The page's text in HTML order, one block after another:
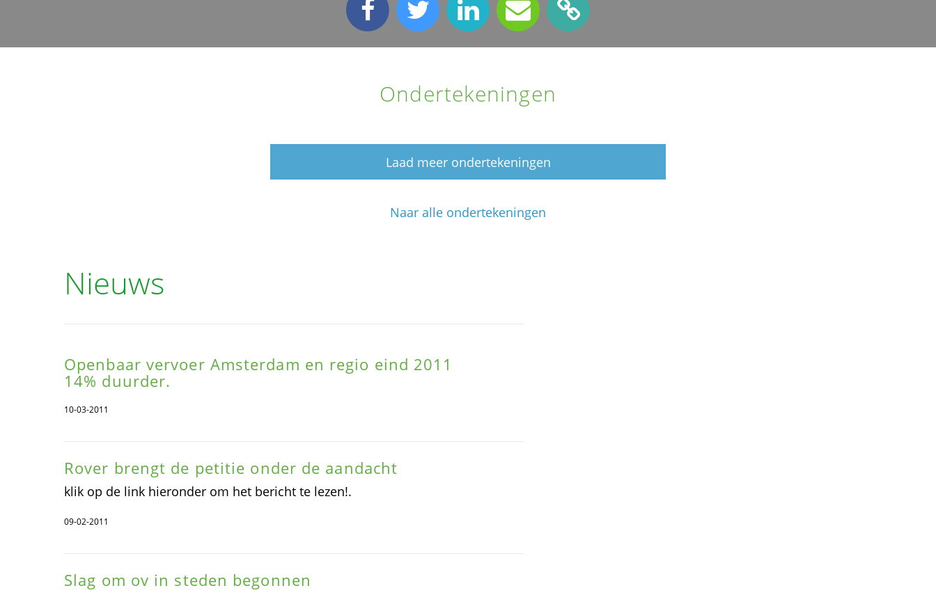
Ondertekeningen
Laad meer ondertekeningen
Naar alle ondertekeningen
Nieuws
Openbaar vervoer Amsterdam en regio eind 2011
14% duurder.
10-03-2011
Rover brengt de petitie onder de aandacht
klik op de link hieronder om het bericht te lezen!.
09-02-2011
Slag om ov in steden begonnen